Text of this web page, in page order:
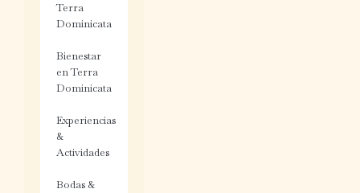
Terra
Dominicata
Bienestar
en Terra
Dominicata
Experiencias
&
Actividades
Bodas &